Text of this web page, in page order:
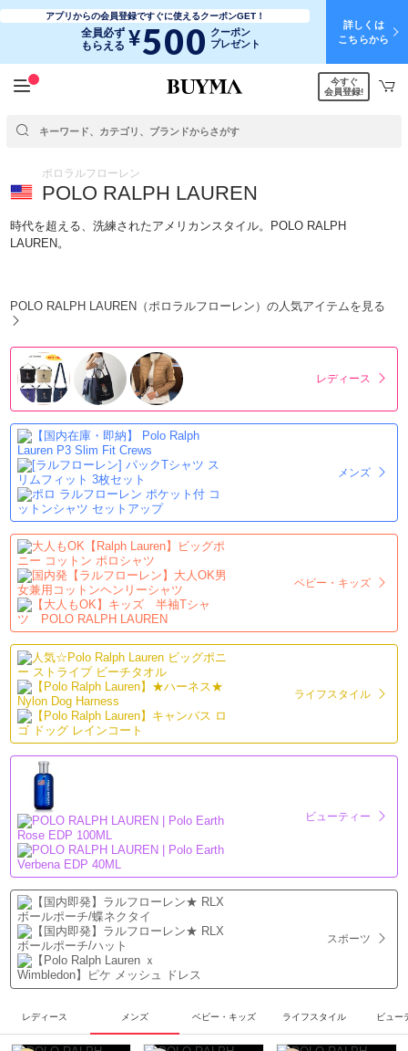
アプリからの会員登録ですぐに使えるクーポンGET！
全員必ず
もらえる ¥500 クーポン
プレゼント
詳しくは
こちらから
今すぐ
会員登録!
ポロラルフローレン
POLO RALPH LAUREN
時代を超える、洗練されたアメリカンスタイル。POLO RALPH
LAUREN。
POLO RALPH LAUREN（ポロラルフローレン）の人気アイテムを見る
レディース
メンズ
ベビー・キッズ
ライフスタイル
ビューティー
スポーツ
レディース メンズ ベビー・キッズ ライフスタイル ビュー